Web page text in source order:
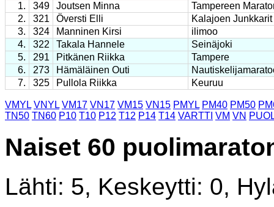
1.
349 Joutsen Minna
Tampereen
2.
321 Översti Elli
Kalajoen Junkkarit
3.
324 Manninen Kirsi
ilimoo
4.
322 Takala Hannele
Seinäjoki
5.
291 Pitkänen Riikka
Tampere
6.
273 Hämäläinen Outi
7.
325 Pullola Riikka Keuruu
VMYL VNYL VM17 VN17 VM15 VN15 PMYL PM40 PM50
TN50 TN60 P10 T10 P12 T12 P14 T14 VARTTI VM VN
Naiset 60
Lähti: 5, Keskeytti: 0,